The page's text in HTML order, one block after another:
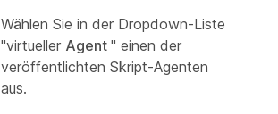
Wählen Sie in der Dropdown-Liste
"virtueller Agent " einen der
veröffentlichten Skript-Agenten
aus.